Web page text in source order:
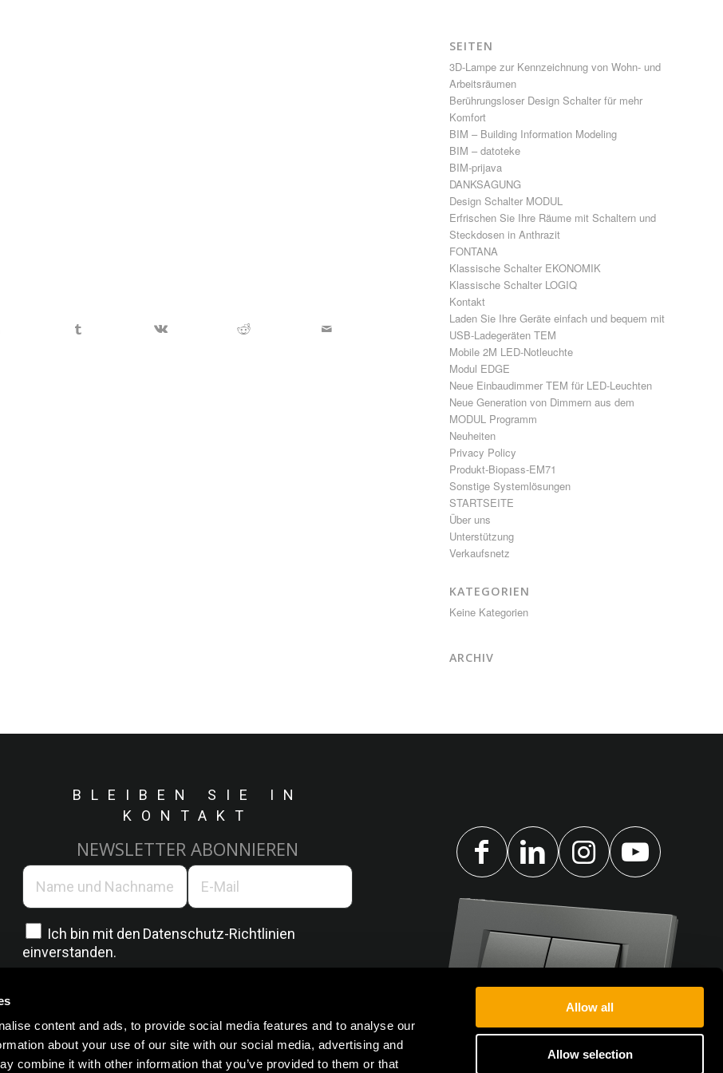
content and ads, to provide social media features and to analyse our
about your use of our site with our social media, advertising and
combine it with other information that you’ve provided to them or that
Allow all
Allow selection
SEITEN
3D-Lampe zur Kennzeichnung von Wohn- und
Arbeitsräumen
Berührungsloser Design Schalter für mehr
Komfort
BIM – Building Information Modeling
BIM – datoteke
BIM-prijava
DANKSAGUNG
Design Schalter MODUL
Erfrischen Sie Ihre Räume mit Schaltern und
Steckdosen in Anthrazit
FONTANA
Klassische Schalter EKONOMIK
Klassische Schalter LOGIQ
Kontakt
Laden Sie Ihre Geräte einfach und bequem mit
USB-Ladegeräten TEM
Mobile 2M LED-Notleuchte
Modul EDGE
Neue Einbaudimmer TEM für LED-Leuchten
Neue Generation von Dimmern aus dem
MODUL Programm
Neuheiten
Privacy Policy
Produkt-Biopass-EM71
Sonstige Systemlösungen
STARTSEITE
Über uns
Unterstützung
Verkaufsnetz
KATEGORIEN
Keine Kategorien
ARCHIV
BLEIBEN SIE IN
KONTAKT
NEWSLETTER ABONNIEREN
Ich bin mit den Datenschutz-Richtlinien
einverstanden.